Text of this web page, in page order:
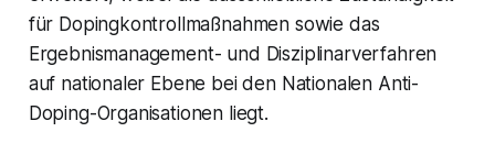
für Dopingkontrollmaßnahmen sowie das
Ergebnismanagement- und Disziplinarverfahren
auf nationaler Ebene bei den Nationalen Anti-
Doping-Organisationen liegt.